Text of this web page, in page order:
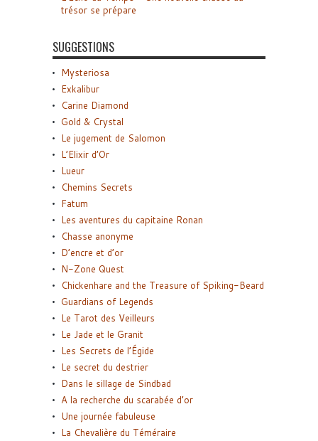
trésor se prépare
SUGGESTIONS
Mysteriosa
Exkalibur
Carine Diamond
Gold & Crystal
Le jugement de Salomon
L’Elixir d’Or
Lueur
Chemins Secrets
Fatum
Les aventures du capitaine Ronan
Chasse anonyme
D’encre et d’or
N-Zone Quest
Chickenhare and the Treasure of Spiking-Beard
Guardians of Legends
Le Tarot des Veilleurs
Le Jade et le Granit
Les Secrets de l’Égide
Le secret du destrier
Dans le sillage de Sindbad
A la recherche du scarabée d’or
Une journée fabuleuse
La Chevalière du Téméraire